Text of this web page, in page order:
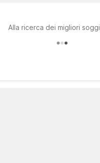
Alla ricerca dei migliori